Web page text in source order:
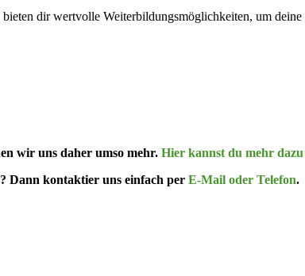
dir wertvolle Weiter­bil­dungs­mög­lich­keiten, um
wir uns daher umso mehr. Hier kannst du mehr
Dann kontaktier uns einfach per E‑Mail oder Telefon.